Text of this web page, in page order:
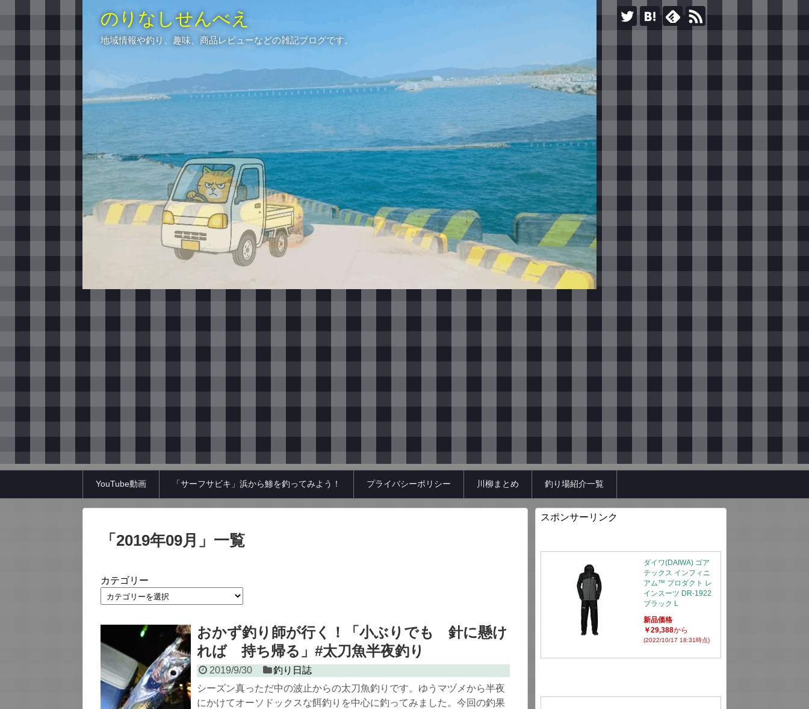
のりなしせんべえ
地域情報や釣り、趣味、商品レビューなどの雑記ブログです。
YouTube動画 「サーフサビキ」浜から鯵を釣ってみよう！ プライバシーポリシー 川柳まとめ 釣り場紹介一覧
「 2019年09月 」 一覧
カテゴリー
おかず釣り師が行く！「小ぶりでも 針に懸け
れば 持ち帰る」#太刀魚半夜釣り
2019/9/30
釣り日誌
シーズン真っただ中の波止からの太刀魚釣りです。ゆうマヅメから半夜
にかけてオーソドックスな餌釣りを中心に釣ってみました。今回の釣果
スポンサーリンク
ダイワ(DAIWA) ゴア
テックス インフィニ
アム™ プロダクト レ
インスーツ DR-1922
ブラック L
新品価格
￥29,388から
(2022/10/17 18:31時点)